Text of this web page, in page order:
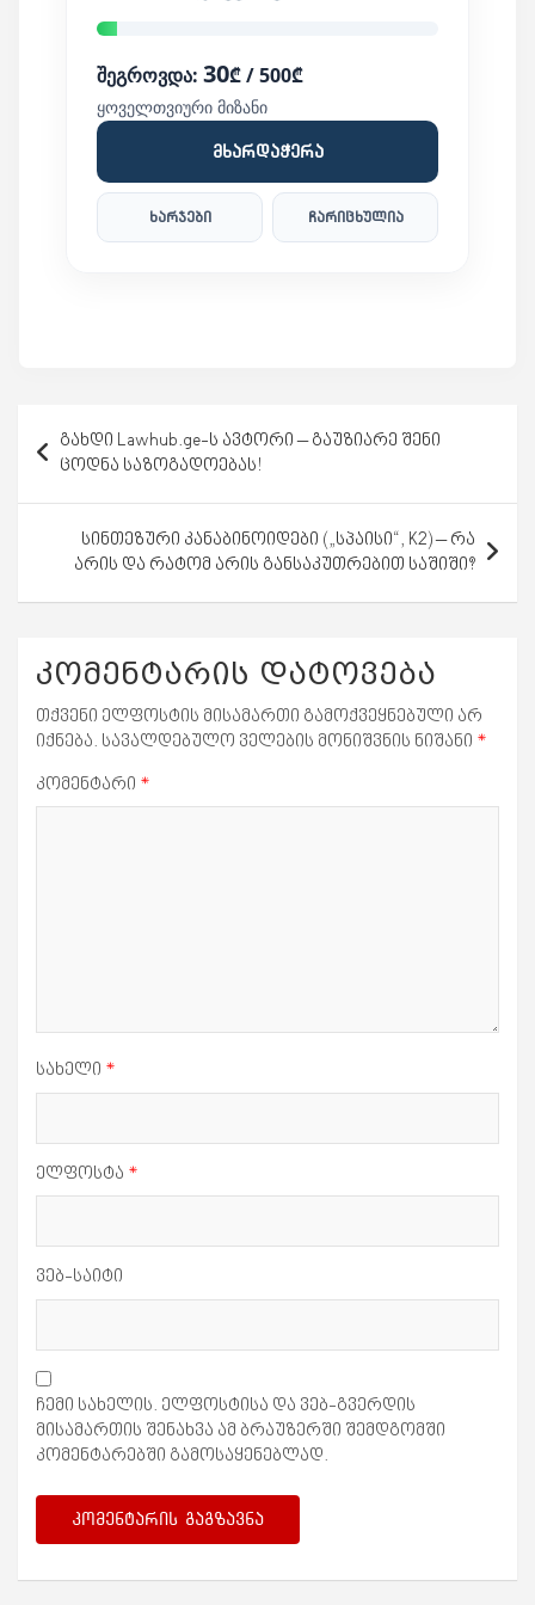
შეგროვდა: 30₾ / 500₾
ყოველთვიური მიზანი
ხარჯები ჩარიცხულია
მხარდაჭერა
ნავიგაცია
გახდი Lawhub.ge-ს ავტორი – გაუზიარე შენი
ცოდნა საზოგადოებას!
სინთეზური კანაბინოიდები („სპაისი“, K2) – რა
არის და რატომ არის განსაკუთრებით საშიში?
კომენტარის დატოვება
თქვენი ელფოსტის მისამართი გამოქვეყნებული არ
იქნება. სავალდებულო ველების მონიშვნის ნიშანი *
კომენტარი *
სახელი *
ელფოსტა *
ვებ-საიტი
ჩემი სახელის. ელფოსტისა და ვებ-გვერდის
მისამართის შენახვა ამ ბრაუზერში შემდგომში
კომენტარებში გამოსაყენებლად.